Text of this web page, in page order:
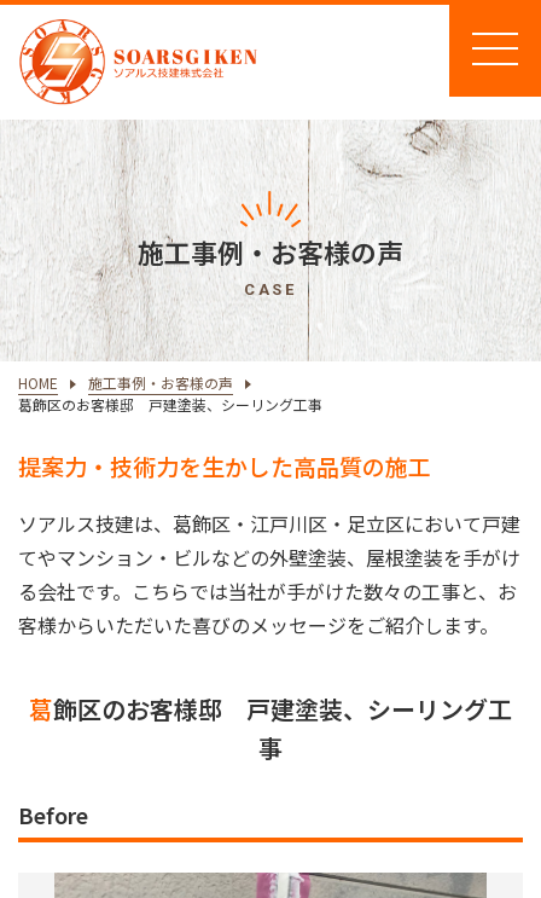
施工事例・お客様の声
CASE
HOME
施工事例・お客様の声
葛飾区のお客様邸 戸建塗装、シーリング工事
提案力・技術力を生かした高品質の施工
ソアルス技建は、葛飾区・江戸川区・足立区において戸建
てやマンション・ビルなどの外壁塗装、屋根塗装を手がけ
る会社です。こちらでは当社が手がけた数々の工事と、お
客様からいただいた喜びのメッセージをご紹介します。
葛飾区のお客様邸 戸建塗装、シーリング工
事
Before